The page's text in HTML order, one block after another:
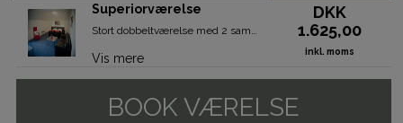
Superiorværelse
Vis mere
DKK
1.625,00
inkl. moms
BOOK VÆRELSE